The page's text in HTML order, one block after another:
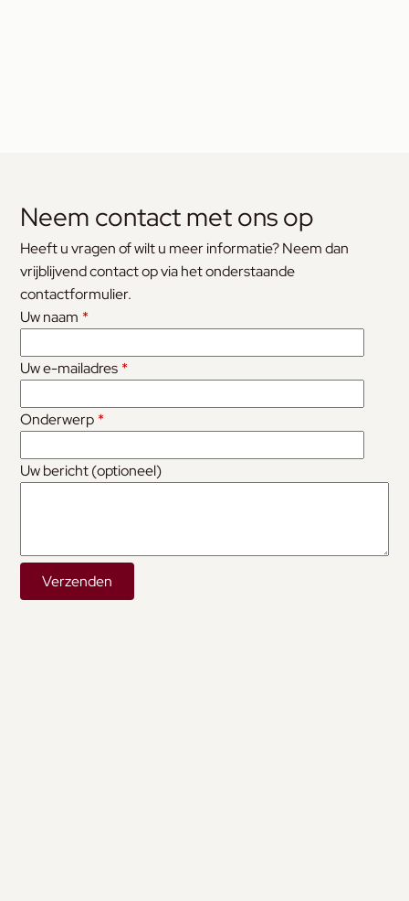
Neem contact met ons op
Heeft u vragen of wilt u meer informatie? Neem dan
vrijblijvend contact op via het onderstaande
contactformulier.
Uw naam *
Uw e-mailadres *
Onderwerp *
Uw bericht (optioneel)